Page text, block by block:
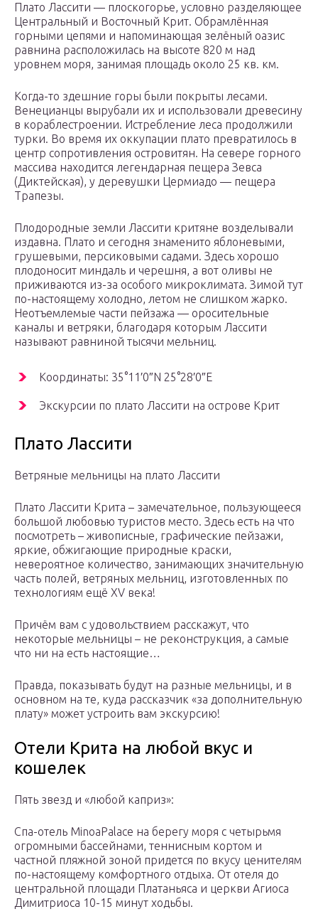
Плато Лассити — плоскогорье, условно разделяющее
Центральный и Восточный Крит. Обрамлённая
горными цепями и напоминающая зелёный оазис
равнина расположилась на высоте 820 м над
уровнем моря, занимая площадь около 25 кв. км.
Когда-то здешние горы были покрыты лесами.
Венецианцы вырубали их и использовали древесину
в кораблестроении. Истребление леса продолжили
турки. Во время их оккупации плато превратилось в
центр сопротивления островитян. На севере горного
массива находится легендарная пещера Зевса
(Диктейская), у деревушки Цермиадо — пещера
Трапезы.
Плодородные земли Лассити критяне возделывали
издавна. Плато и сегодня знаменито яблоневыми,
грушевыми, персиковыми садами. Здесь хорошо
плодоносит миндаль и черешня, а вот оливы не
приживаются из-за особого микроклимата. Зимой тут
по-настоящему холодно, летом не слишком жарко.
Неотъемлемые части пейзажа — оросительные
каналы и ветряки, благодаря которым Лассити
называют равниной тысячи мельниц.
Координаты: 35°11′0″N 25°28′0″E
Экскурсии по плато Лассити на острове Крит
Плато Лассити
Ветряные мельницы на плато Лассити
Плато Лассити Крита – замечательное, пользующееся
большой любовью туристов место. Здесь есть на что
посмотреть – живописные, графические пейзажи,
яркие, обжигающие природные краски,
невероятное количество, занимающих значительную
часть полей, ветряных мельниц, изготовленных по
технологиям ещё XV века!
Причём вам с удовольствием расскажут, что
некоторые мельницы – не реконструкция, а самые
что ни на есть настоящие…
Правда, показывать будут на разные мельницы, и в
основном на те, куда рассказчик «за дополнительную
плату» может устроить вам экскурсию!
Отели Крита на любой вкус и
кошелек
Пять звезд и «любой каприз»:
Спа-отель MinoaPalace на берегу моря с четырьмя
огромными бассейнами, теннисным кортом и
частной пляжной зоной придется по вкусу ценителям
по-настоящему комфортного отдыха. От отеля до
центральной площади Платаньяса и церкви Агиоса
Димитриоса 10-15 минут ходьбы.